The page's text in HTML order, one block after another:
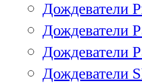
Дождеватели
Дождеватели
Дождеватели
Дождеватели